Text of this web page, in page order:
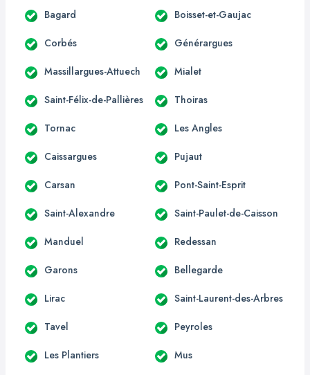
Bagard Boisset-et-Gaujac
Corbés Générargues
Massillargues-Attuech Mialet
Saint-Félix-de-Pallières Thoiras
Tornac Les Angles
Caissargues Pujaut
Carsan Pont-Saint-Esprit
Saint-Alexandre Saint-Paulet-de-Caisson
Manduel Redessan
Garons Bellegarde
Lirac Saint-Laurent-des-Arbres
Tavel Peyroles
Les Plantiers Mus